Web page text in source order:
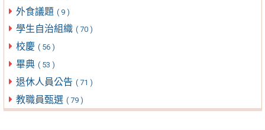
外食議題 ( 9 )
學生自治組織 ( 70 )
校慶 ( 56 )
畢典 ( 53 )
退休人員公告 ( 71 )
教職員甄選 ( 79 )